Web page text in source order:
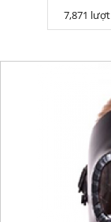
7,871